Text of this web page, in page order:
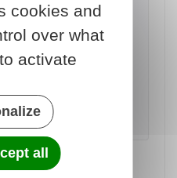
à l'achat à distance
consommation (INC)
déclaration ou le
suffisent pas à
cookies and
over what
activate
all